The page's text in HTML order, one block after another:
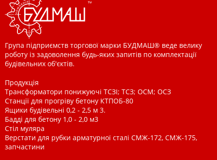
Група підприємств торгової марки БУДМАШ® веде велику
роботу із задоволення будь-яких запитів по комплектації
будівельних об'єктів.
Продукція
Трансформатори понижуючі ТСЗІ; ТСЗ; ОСМ; ОСЗ
Станції для прогріву бетону КТПОБ-80
Ящики будівельні 0,2 - 2,5 м 3.
Бадді для бетону 1,0 - 2,0 м3
Стіл муляра
Верстати для рубки арматурної сталі СМЖ-172, СМЖ-175,
запчастини